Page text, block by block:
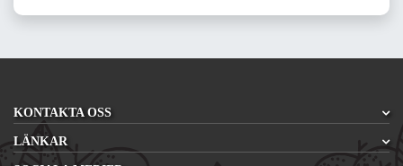
KONTAKTA OSS
LÄNKAR